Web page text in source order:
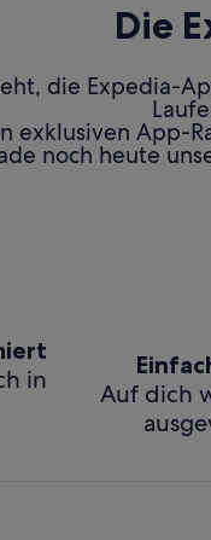
Die
die Expedia-
exklusiven App-
noch heute
in
Auf dich